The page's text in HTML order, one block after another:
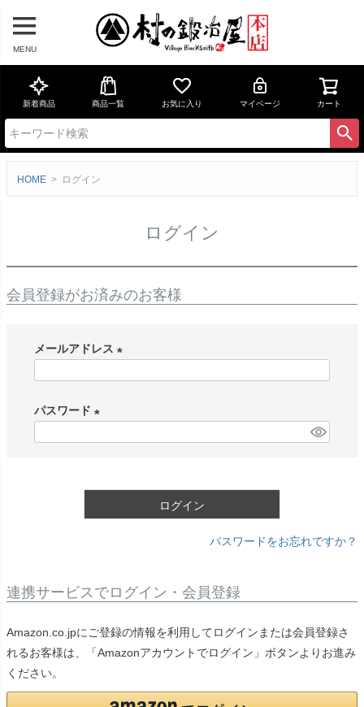
MENU
新着商品 商品一覧 お気に入り マイページ カート
HOME ログイン
ログイン
会員登録がお済みのお客様
メールアドレス
パスワード
ログイン
パスワードをお忘れですか？
連携サービスでログイン・会員登録
Amazon.co.jpにご登録の情報を利用してログインまたは会員登録さ
れるお客様は、「Amazonアカウントでログイン」ボタンよりお進み
ください。